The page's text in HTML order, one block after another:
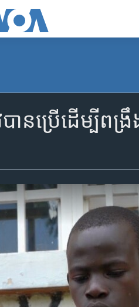
ន​ប្រើ​ដើម្បីពង្រឹ